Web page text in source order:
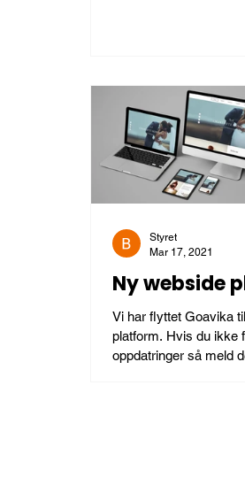
Ny webside
Vi har flyttet Goavika
platform. Hvis du ikke
oppdatringer så meld
Styret
Mar 17, 2021